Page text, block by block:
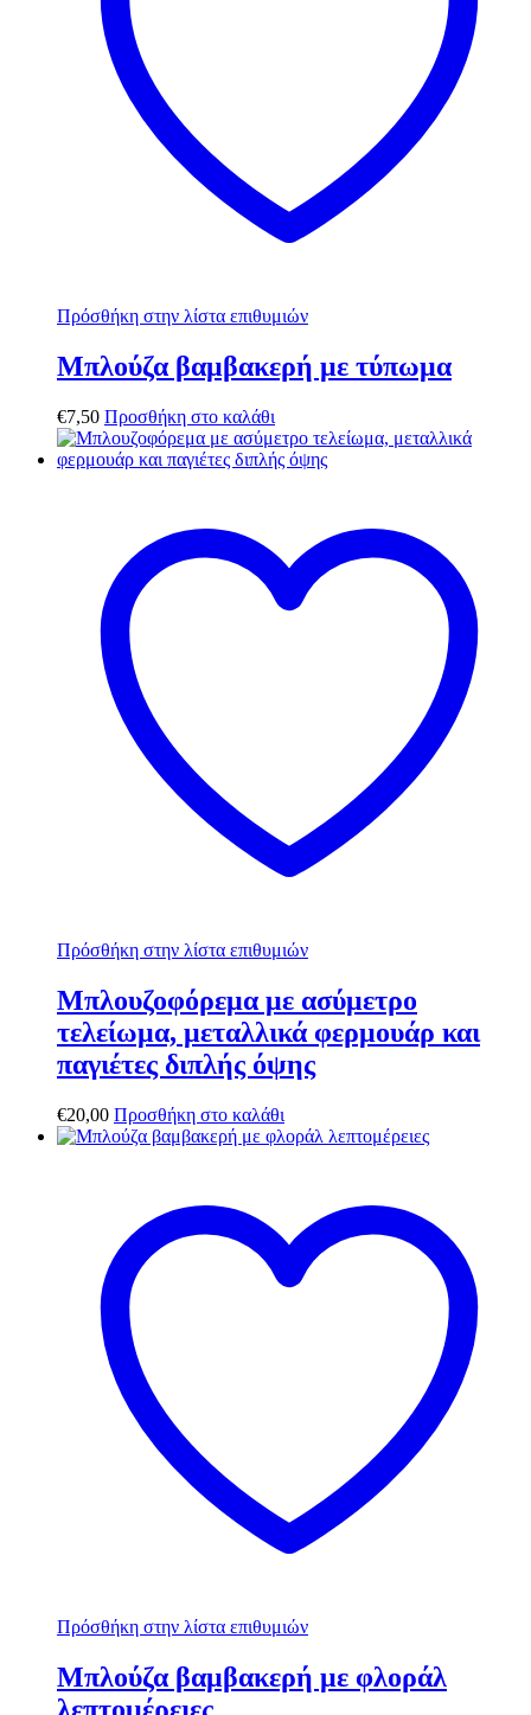
Πρόσθήκη στην λίστα επιθυμιών
Μπλούζα βαμβακερή με τύπωμα
€7,50 Προσθήκη στο καλάθι
Πρόσθήκη στην λίστα επιθυμιών
Μπλουζοφόρεμα με ασύμετρο
τελείωμα, μεταλλικά φερμουάρ και
παγιέτες διπλής όψης
€20,00 Προσθήκη στο καλάθι
Πρόσθήκη στην λίστα επιθυμιών
Μπλούζα βαμβακερή με φλοράλ